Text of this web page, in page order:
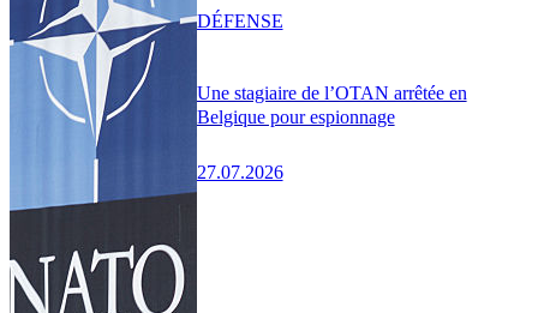
Une stagiaire de l’OTAN arrêtée en
Belgique pour espionnage
27.07.2026
DÉFENSE